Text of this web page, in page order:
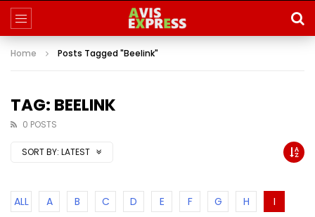
Home Posts Tagged "Beelink"
TAG: BEELINK
0 POSTS
SORT BY: LATEST
ALL A B C D E F G H
I